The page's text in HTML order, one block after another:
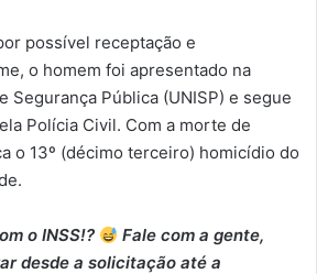
possível receptação e
o homem foi apresentado na
Segurança Pública (UNISP) e segue
Polícia Civil. Com a morte de
o 13º (décimo terceiro) homicídio do
o INSS!?
Fale com a gente,
desde a solicitação até a